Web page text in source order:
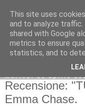
martedì 21 aprile
Recensione:
Emma Chase.
This site uses
and to analyze traffic.
shared with Google
metrics to ensure
statistics, and to